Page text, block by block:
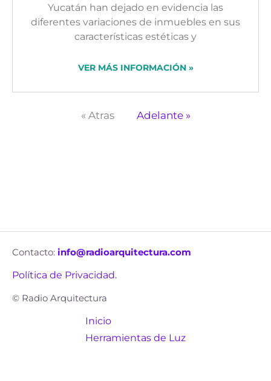
Yucatán han dejado en evidencia las
diferentes variaciones de inmuebles en sus
características estéticas y
VER MÁS INFORMACIÓN »
« Atras Adelante »
Contacto: info@radioarquitectura.com
Política de Privacidad.
© Radio Arquitectura
Inicio
Herramientas de Luz